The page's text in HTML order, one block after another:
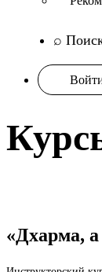
⌕
«Дхарма,